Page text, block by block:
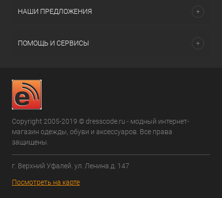
НАШИ ПРЕДЛОЖЕНИЯ
ПОМОЩЬ И СЕРВИСЫ
Copyright 2005-2019 © dresscode.ru - модный интернет-
магазин одежды, обуви и аксессуаров. Все права
защищены.
г. Верхний Уфалей. ул. Ленина д. 147
Посмотреть на карте